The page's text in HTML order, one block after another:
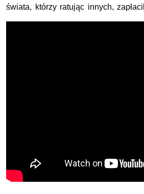
świata, którzy ratując innych,